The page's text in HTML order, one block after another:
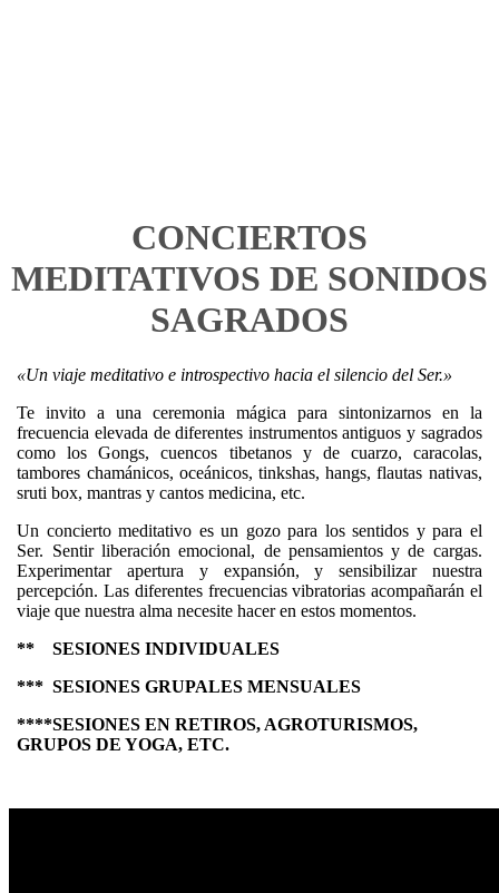
CONCIERTOS
MEDITATIVOS DE SONIDOS
SAGRADOS
«Un viaje meditativo e introspectivo hacia el silencio del Ser.»
Te invito a una ceremonia mágica para sintonizarnos en la
frecuencia elevada de diferentes instrumentos antiguos y sagrados
como los Gongs, cuencos tibetanos y de cuarzo, caracolas,
tambores chamánicos, oceánicos, tinkshas, hangs, flautas nativas,
sruti box, mantras y cantos medicina, etc.
Un concierto meditativo es un gozo para los sentidos y para el
Ser. Sentir liberación emocional, de pensamientos y de cargas.
Experimentar apertura y expansión, y sensibilizar nuestra
percepción. Las diferentes frecuencias vibratorias acompañarán el
viaje que nuestra alma necesite hacer en estos momentos.
** SESIONES INDIVIDUALES
*** SESIONES GRUPALES MENSUALES
****SESIONES EN RETIROS, AGROTURISMOS,
GRUPOS DE YOGA, ETC.